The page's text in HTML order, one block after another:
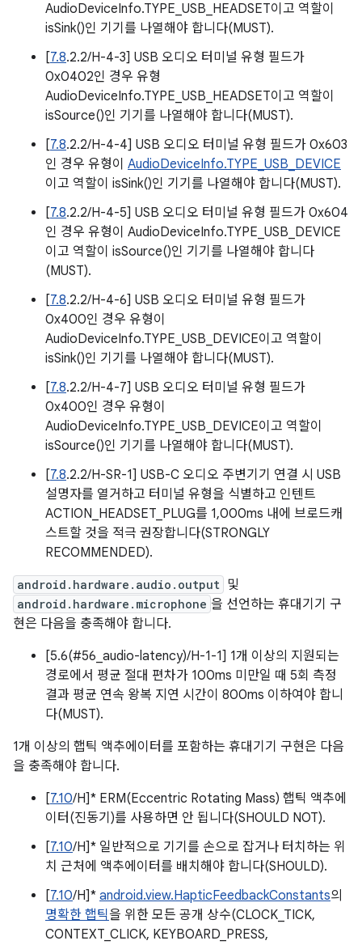
AudioDeviceInfo.TYPE_USB_HEADSET이고 역할이
isSink()인 기기를 나열해야 합니다(MUST).
[7.8.2.2/H-4-3] USB 오디오 터미널 유형 필드가
0x0402인 경우 유형
AudioDeviceInfo.TYPE_USB_HEADSET이고 역할이
isSource()인 기기를 나열해야 합니다(MUST).
[7.8.2.2/H-4-4] USB 오디오 터미널 유형 필드가 0x603
인 경우 유형이 AudioDeviceInfo.TYPE_USB_DEVICE
이고 역할이 isSink()인 기기를 나열해야 합니다(MUST).
[7.8.2.2/H-4-5] USB 오디오 터미널 유형 필드가 0x604
인 경우 유형이 AudioDeviceInfo.TYPE_USB_DEVICE
이고 역할이 isSource()인 기기를 나열해야 합니다
(MUST).
[7.8.2.2/H-4-6] USB 오디오 터미널 유형 필드가
0x400인 경우 유형이
AudioDeviceInfo.TYPE_USB_DEVICE이고 역할이
isSink()인 기기를 나열해야 합니다(MUST).
[7.8.2.2/H-4-7] USB 오디오 터미널 유형 필드가
0x400인 경우 유형이
AudioDeviceInfo.TYPE_USB_DEVICE이고 역할이
isSource()인 기기를 나열해야 합니다(MUST).
[7.8.2.2/H-SR-1] USB-C 오디오 주변기기 연결 시 USB
설명자를 열거하고 터미널 유형을 식별하고 인텐트
ACTION_HEADSET_PLUG를 1,000ms 내에 브로드캐
스트할 것을 적극 권장합니다(STRONGLY
RECOMMENDED).
android.hardware.audio.output 및
android.hardware.microphone 을 선언하는 휴대기기 구
현은 다음을 충족해야 합니다.
[5.6(#56_audio-latency)/H-1-1] 1개 이상의 지원되는
경로에서 평균 절대 편차가 100ms 미만일 때 5회 측정
결과 평균 연속 왕복 지연 시간이 800ms 이하여야 합니
다(MUST).
1개 이상의 햅틱 액추에이터를 포함하는 휴대기기 구현은 다음
을 충족해야 합니다.
[7.10/H]* ERM(Eccentric Rotating Mass) 햅틱 액추에
이터(진동기)를 사용하면 안 됩니다(SHOULD NOT).
[7.10/H]* 일반적으로 기기를 손으로 잡거나 터치하는 위
치 근처에 액추에이터를 배치해야 합니다(SHOULD).
[7.10/H]* android.view.HapticFeedbackConstants의
명확한 햅틱 을 위한 모든 공개 상수(CLOCK_TICK,
CONTEXT_CLICK, KEYBOARD_PRESS,